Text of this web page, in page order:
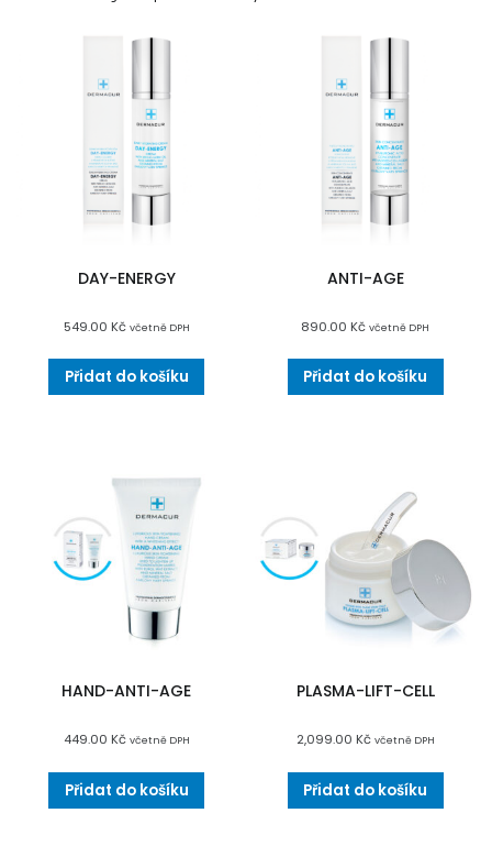
DAY-ENERGY
549.00 Kč včetně DPH
Přidat do košíku
ANTI-AGE
890.00Kč včetně DPH
Přidat do košíku
HAND-ANTI-AGE
449.00 Kč včetně DPH
Přidat do košíku
PLASMA-LIFT-CELL
2,099.00 Kč včetně DPH
Přidat do košíku